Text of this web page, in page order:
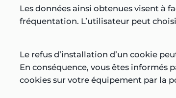
Les données ainsi obtenues visent à
fréquentation. L’utilisateur peut
Le refus d’installation d’un cookie
En conséquence, vous êtes informés
cookies sur votre équipement par la